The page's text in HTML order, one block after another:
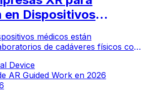
en Dispositivos
médicos están
de cadáveres físicos con
XR impulsando este cambio
Device
AR Guided Work en 2026